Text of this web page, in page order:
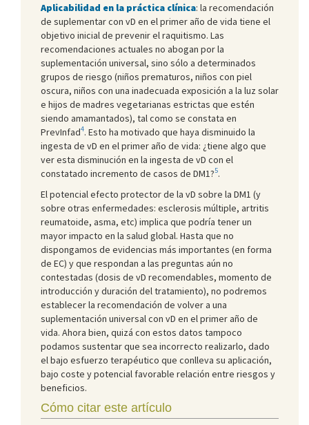
Aplicabilidad en la práctica clínica: la recomendación
de suplementar con vD en el primer año de vida tiene el
objetivo inicial de prevenir el raquitismo. Las
recomendaciones actuales no abogan por la
suplementación universal, sino sólo a determinados
grupos de riesgo (niños prematuros, niños con piel
oscura, niños con una inadecuada exposición a la luz solar
e hijos de madres vegetarianas estrictas que estén
siendo amamantados), tal como se constata en
PrevInfad4. Esto ha motivado que haya disminuido la
ingesta de vD en el primer año de vida: ¿tiene algo que
ver esta disminución en la ingesta de vD con el
constatado incremento de casos de DM1?5.
El potencial efecto protector de la vD sobre la DM1 (y
sobre otras enfermedades: esclerosis múltiple, artritis
reumatoide, asma, etc) implica que podría tener un
mayor impacto en la salud global. Hasta que no
dispongamos de evidencias más importantes (en forma
de EC) y que respondan a las preguntas aún no
contestadas (dosis de vD recomendables, momento de
introducción y duración del tratamiento), no podremos
establecer la recomendación de volver a una
suplementación universal con vD en el primer año de
vida. Ahora bien, quizá con estos datos tampoco
podamos sustentar que sea incorrecto realizarlo, dado
el bajo esfuerzo terapéutico que conlleva su aplicación,
bajo coste y potencial favorable relación entre riesgos y
beneficios.
Cómo citar este artículo